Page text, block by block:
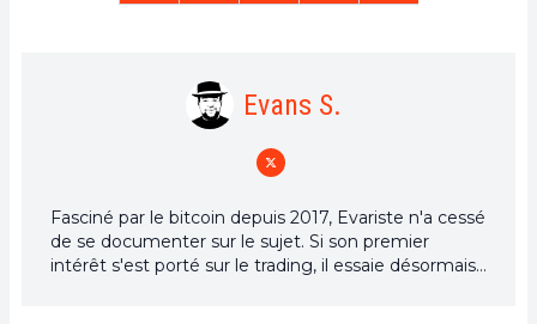
Evans S.
Fasciné par le bitcoin depuis 2017, Evariste n'a cessé
de se documenter sur le sujet. Si son premier
intérêt s'est porté sur le trading, il essaie désormais